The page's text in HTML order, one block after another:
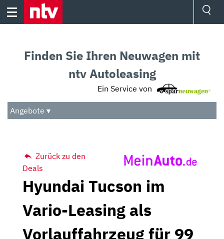
Skip
Audio
Das Beste
Finden Sie Ihren Neuwagen mit
ntv Autoleasing
Ein Service von
Angebote ▾
Zurück zu den
Deals
Hyundai Tucson im
Vario-Leasing als
Vorlauffahrzeug für 99